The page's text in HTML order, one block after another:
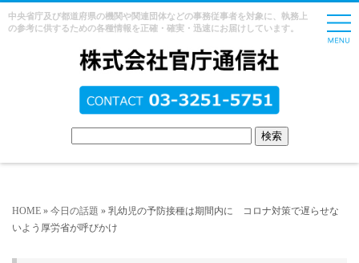
中央省庁及び都道府県の機関や関連団体などの事務従事者を対象に、執務上
の参考に供するための各種情報を正確・確実・迅速にお届けしています。
HOME » 今日の話題 » 乳幼児の予防接種は期間内に コロナ対策で遅らせな
いよう厚労省が呼びかけ